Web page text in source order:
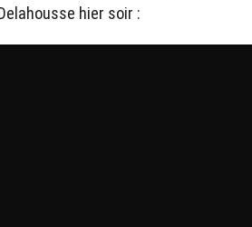
hier soir :